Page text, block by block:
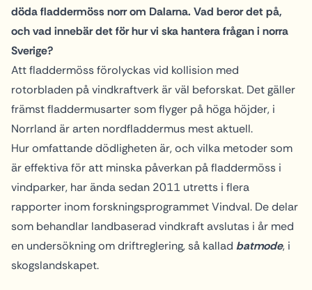
döda fladdermöss norr om Dalarna. Vad beror det på,
och vad innebär det för hur vi ska hantera frågan i norra
Sverige?
Att fladdermöss förolyckas vid kollision med
rotorbladen på vindkraftverk är väl beforskat. Det gäller
främst fladdermusarter som flyger på höga höjder, i
Norrland är arten nordfladdermus mest aktuell.
Hur omfattande dödligheten är, och vilka metoder som
är effektiva för att minska påverkan på fladdermöss i
vindparker, har ända sedan 2011 utretts i flera
rapporter inom forskningsprogrammet Vindval. De delar
som behandlar landbaserad vindkraft avslutas i år med
en undersökning om driftreglering, så kallad batmode, i
skogslandskapet.